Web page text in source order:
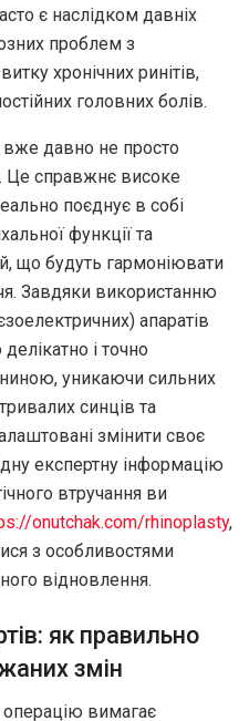
є наслідком давніх
проблем з
хронічних ринітів,
головних болів.
вже давно не просто
Це справжнє високе
поєднує в собі
функції та
що будуть гармоніювати
Завдяки використанню
апаратів
і точно
уникаючи сильних
синців та
змінити своє
експертну інформацію
втручання ви
onutchak.com/rhinoplasty,
з особливостями
відновлення.
як правильно
змін
вимагає